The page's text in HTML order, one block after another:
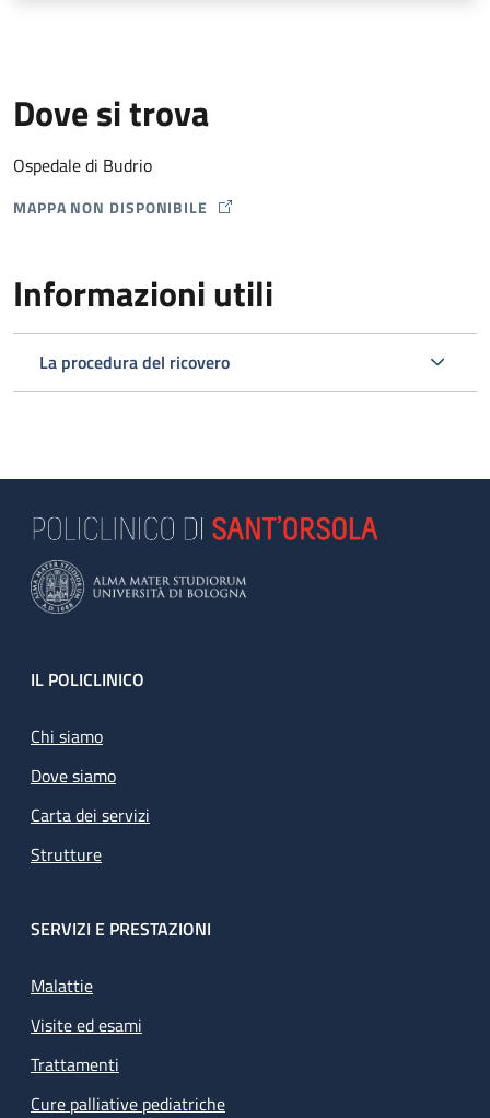
Dove si trova
Ospedale di Budrio
MAPPA NON DISPONIBILE
MAP ICON
Informazioni utili
La procedura del ricovero
Footer
IL POLICLINICO
Chi siamo
Dove siamo
Carta dei servizi
Strutture
SERVIZI E PRESTAZIONI
Malattie
Visite ed esami
Trattamenti
Cure palliative pediatriche